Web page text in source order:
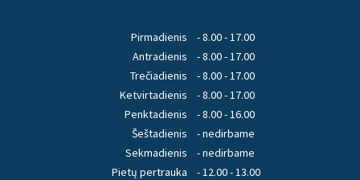
Pirmadienis
Antradienis
Trečiadienis
Ketvirtadienis
Penktadienis
Šeštadienis
Sekmadienis
Pietų pertrauka
- 8.00 - 17.00
- 8.00 - 17.00
- 8.00 - 17.00
- 8.00 - 17.00
- 8.00 - 16.00
- nedirbame
- nedirbame
- 12.00 - 13.00